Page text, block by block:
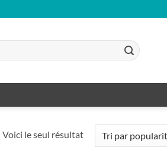
Voici le seul résultat